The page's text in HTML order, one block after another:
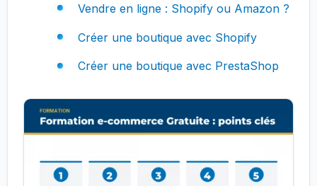
Vendre en ligne : Shopify ou Amazon ?
Créer une boutique avec Shopify
Créer une boutique avec PrestaShop